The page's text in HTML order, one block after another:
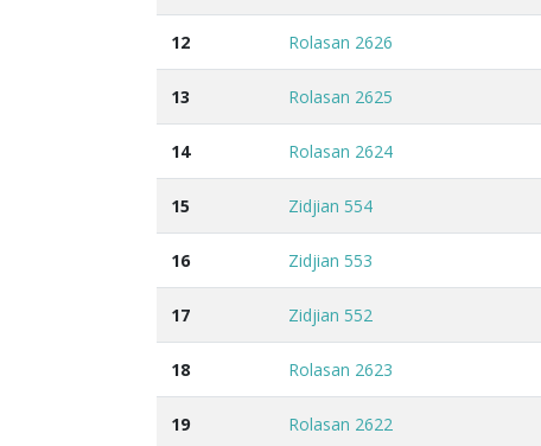
12 Rolasan 2626
13 Rolasan 2625
14 Rolasan 2624
15 Zidjian 554
16 Zidjian 553
17 Zidjian 552
18 Rolasan 2623
19 Rolasan 2622